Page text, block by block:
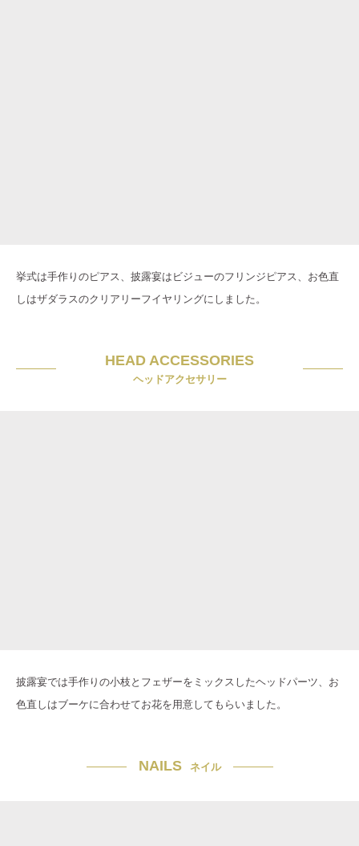
挙式は手作りのピアス、披露宴はビジューのフリンジピアス、お色直
しはザダラスのクリアリーフイヤリングにしました。
HEAD ACCESSORIES
ヘッドアクセサリー
披露宴では手作りの小枝とフェザーをミックスしたヘッドパーツ、お
色直しはブーケに合わせてお花を用意してもらいました。
NAILS ネイル